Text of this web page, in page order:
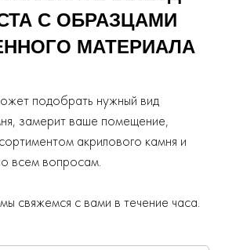
С ОБРАЗЦАМИ
МАТЕРИАЛА
подобрать нужный вид
замерит ваше помещение,
акрилового камня и
всем вопросам.
свяжемся с вами в течение часа.